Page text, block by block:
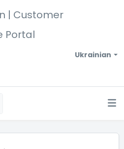
| Customer
Portal
Ukrainian